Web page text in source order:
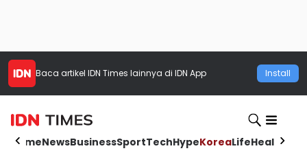
Baca artikel IDN Times lainnya di IDN App Install
HomeNewsBusinessSportTechHypeKoreaLifeHealth